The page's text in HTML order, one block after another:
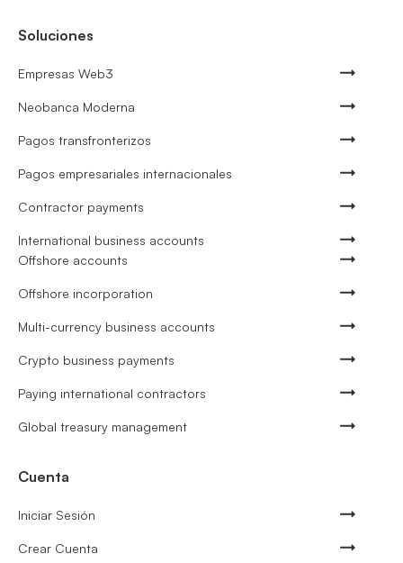
Soluciones
Empresas Web3
Neobanca Moderna
Pagos transfronterizos
Pagos empresariales internacionales
Contractor payments
International business accounts
Offshore accounts
Offshore incorporation
Multi-currency business accounts
Crypto business payments
Paying international contractors
Global treasury management
Cuenta
Iniciar Sesión
Crear Cuenta